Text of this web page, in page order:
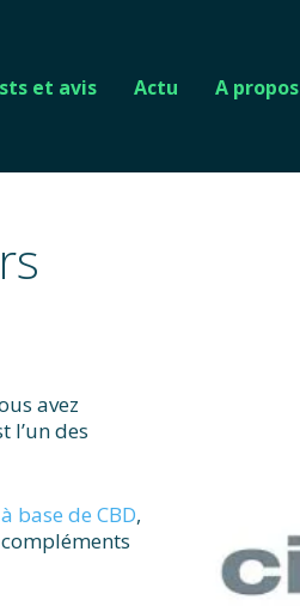
et avis Actu A propos
avez
l’un des
base de CBD,